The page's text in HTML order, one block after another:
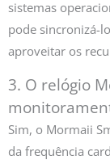
sistemas
pode sincronizá-
aproveitar os
3. O relógio
Sim, o Mormaii
da frequência